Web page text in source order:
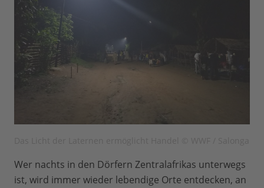
Wer nachts in den Dörfern Zentralafrikas unterwegs
ist, wird immer wieder lebendige Orte entdecken, an